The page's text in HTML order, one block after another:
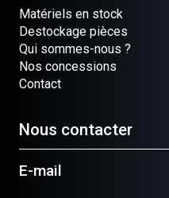
Matériels en stock
Destockage pièces
Qui sommes-nous ?
Nos concessions
Contact
Nous contacter
E-mail